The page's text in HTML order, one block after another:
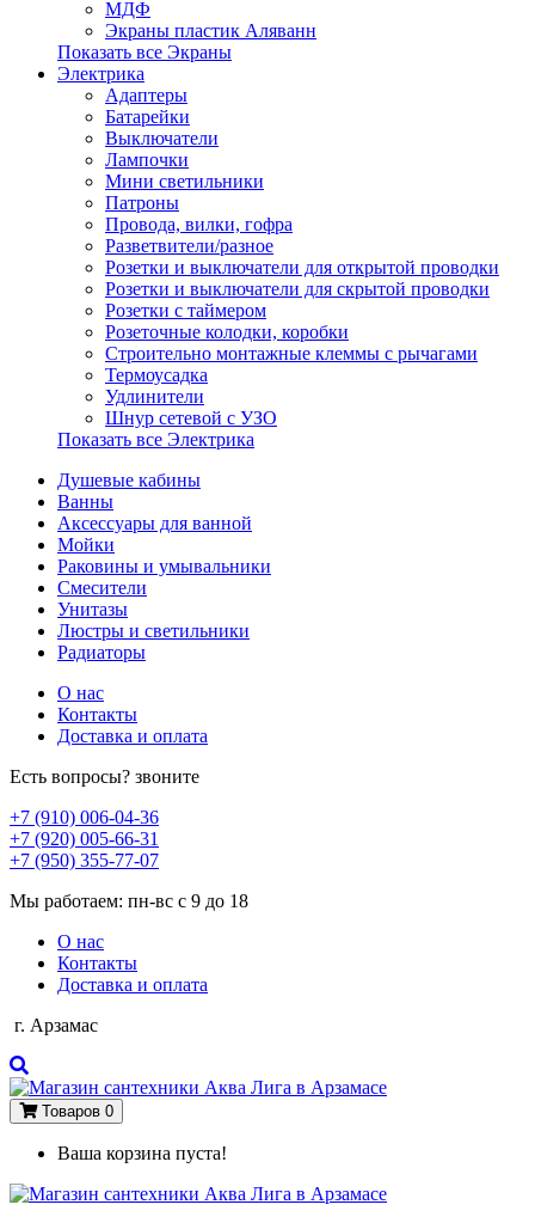
МДФ
Экраны пластик Аляванн
Показать все Экраны
Электрика
Адаптеры
Батарейки
Выключатели
Лампочки
Мини светильники
Патроны
Провода, вилки, гофра
Разветвители/разное
Розетки и выключатели для открытой проводки
Розетки и выключатели для скрытой проводки
Розетки с таймером
Розеточные колодки, коробки
Строительно монтажные клеммы с рычагами
Термоусадка
Удлинители
Шнур сетевой с УЗО
Показать все Электрика
Душевые кабины
Ванны
Аксессуары для ванной
Мойки
Раковины и умывальники
Смесители
Унитазы
Люстры и светильники
Радиаторы
О нас
Контакты
Доставка и оплата
Есть вопросы? звоните
+7 (910) 006-04-36
+7 (920) 005-66-31
+7 (950) 355-77-07
Мы работаем: пн-вс с 9 до 18
О нас
Контакты
Доставка и оплата
г. Арзамас
Товаров 0
Ваша корзина пуста!